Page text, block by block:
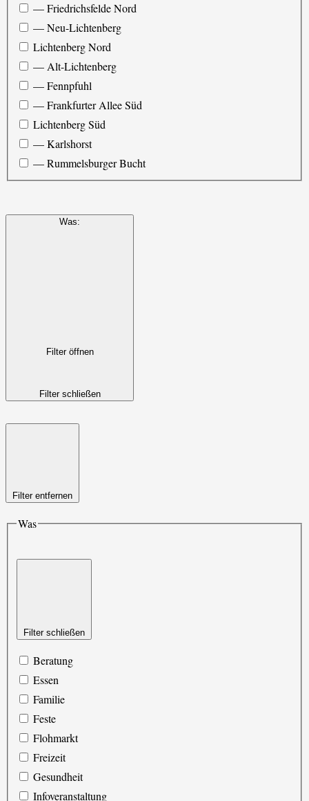
— Friedrichsfelde Nord
— Neu-Lichtenberg
Lichtenberg Nord
— Alt-Lichtenberg
— Fennpfuhl
— Frankfurter Allee Süd
Lichtenberg Süd
— Karlshorst
— Rummelsburger Bucht
Was:
Filter öffnen
Filter schließen
Filter entfernen
Was
Filter schließen
Beratung
Essen
Familie
Feste
Flohmarkt
Freizeit
Gesundheit
Infoveranstaltung